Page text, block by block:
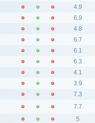
4.9
6.9
4.8
6.7
6.1
6.3
4.1
3.9
7.3
7.7
5